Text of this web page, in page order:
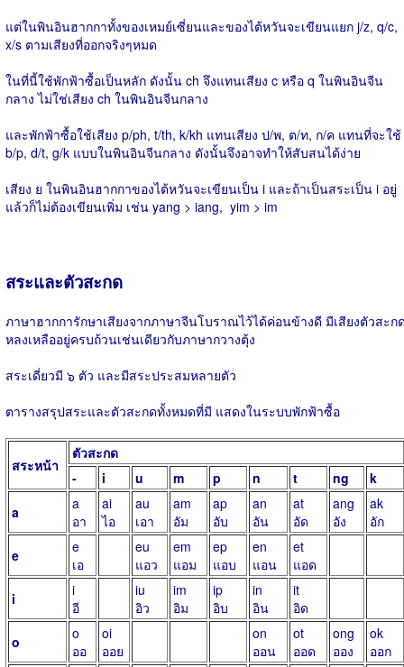
แต่ในพินอินฮากกาทั้งของเหมย์เซี่ยนและของไต้หวันจะเขียนแยก j/z, q/c,
x/s ตามเสียงที่ออกจริงๆหมด
ในที่นี้ใช้พักฟ้าซื้อเป็นหลัก ดังนั้น ch จึงแทนเสียง c หรือ q ในพินอินจีน
กลาง ไม่ใช่เสียง ch ในพินอินจีนกลาง
และพักฟ้าซื้อใช้เสียง p/ph, t/th, k/kh แทนเสียง ป/พ, ต/ท, ก/ค แทนที่จะใช้
b/p, d/t, g/k แบบในพินอินจีนกลาง ดังนั้นจึงอาจทำให้สับสนได้ง่าย
เสียง ย ในพินอินฮากกาของไต้หวันจะเขียนเป็น i และถ้าเป็นสระเป็น i อยู่
แล้วก็ไม่ต้องเขียนเพิ่ม เช่น yang > iang, yim > im
สระและตัวสะกด
ภาษาฮากการักษาเสียงจากภาษาจีนโบราณไว้ได้ค่อนข้างดี มีเสียงตัวสะก
หลงเหลืออยู่ครบถ้วนเช่นเดียวกับภาษากวางตุ้ง
สระเดี่ยวมี ๖ ตัว และมีสระประสมหลายตัว
ตารางสรุปสระและตัวสะกดทั้งหมดที่มี แสดงในระบบพักฟ้าซื้อ
สระหน้า
ตัวสะกด
-
i u m p n t ng
k
a
a
อา
ai
ไอ
au
เอา
am
อัม
ap
อับ
an
อัน
at
อัด
ang
อัง
ak
อัก
e
e
เอ
eu
แอว
em
แอม
ep
แอบ
en
แอน
et
แอด
i
i
อี
iu
อิว
im
อิม
ip
อิบ
in
อิน
it
อิด
o
o
ออ
oi
ออย
on
ออน
ot
ออด
ong
ออง
ok
ออก